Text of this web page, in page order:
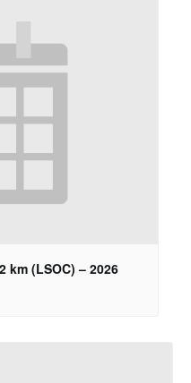
km (LSOC) – 2026